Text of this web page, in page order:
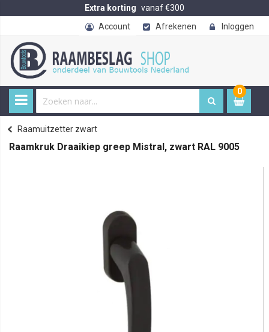
Extra korting vanaf €300
Account
Afrekenen Inloggen
0
item
Home
Raamuitzetter zwart
Raamkruk Draaikiep greep Mistral, zwart RAL 9005